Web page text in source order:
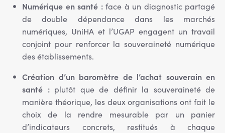
Numérique en santé : face à un diagnostic partagé
de double dépendance dans les marchés
numériques, UniHA et l’UGAP engagent un travail
conjoint pour renforcer la souveraineté numérique
des établissements.
Création d’un baromètre de l’achat souverain en
santé : plutôt que de définir la souveraineté de
manière théorique, les deux organisations ont fait le
choix de la rendre mesurable par un panier
d’indicateurs concrets, restitués à chaque